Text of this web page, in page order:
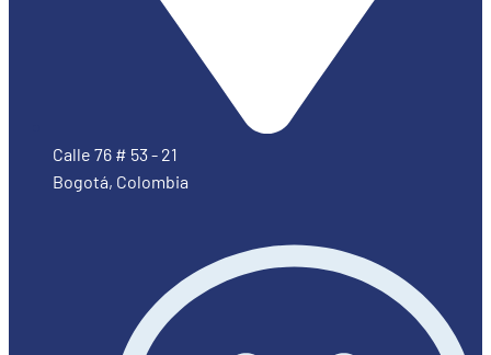
Calle 76 # 53 - 21
Bogotá, Colombia